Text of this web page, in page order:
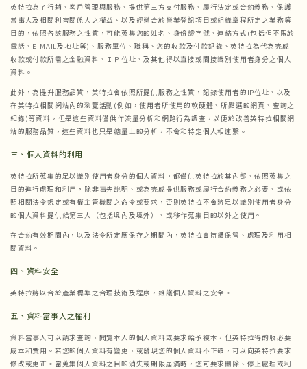
英特拉為了行銷、客戶管理與服務、提供第三方支付服務、履行法定或合約義務、保護
當事人及相關利害關係人之權益、以及經營合於營業登記項目或組織章程所定之業務等
目的，依照各該服務之性質，可能蒐集您的姓名、身份證字號、連絡方式(包括但不限於
電話、E-MAIL及地址等)、服務單位、職稱、您的收款及付款記錄、英特拉為代為完成
收款或付款所需之金融資料、ＩＰ位址、及其他得以直接或間接識別使用者身分之個人
資料。
此外，為提升服務品質，英特拉會依照所提供服務之性質，記錄使用者的IP位址、以及
在英特拉相關網站內的瀏覽活動(例如，使用者所使用的軟硬體、所點選的網頁、查詢之
紀錄)等資料，但是這些資料僅供作流量分析和網路行為調查，以便於改善英特拉相關網
站的服務品質，這些資料也只是總量上的分析，不會和特定個人相連繫。
三、 個人資料的利用
英特拉所蒐集的足以識別使用者身分的個人資料，都僅供英特拉於其內部、依照蒐集之
目的進行處理和利用，除非事先說明、或為完成提供服務或履行合約義務之必要、或依
照相關法令規定或有權主管機關之命令或要求，否則英特拉不會將足以識別使用者身分
的個人資料提供給第三人（包括境內及境外）、或移作蒐集目的以外之使用。
在合約有效期間內，以及法令所定應保存之期間內，英特拉會持續保管、處理及利用相
關資料。
四、 資料安全
英特拉將以合於產業標準之合理技術及程序，維護個人資料之安全。
五、 資料當事人之權利
資料當事人可以請求查詢、閱覽本人的個人資料或要求給予複本，但英特拉得酌收必要
成本和費用。若您的個人資料有變更、或發現您的個人資料不正確，可以向英特拉要求
修改或更正。當蒐集個人資料之目的消失或期限屆滿時，您可要求刪除、停止處理或利